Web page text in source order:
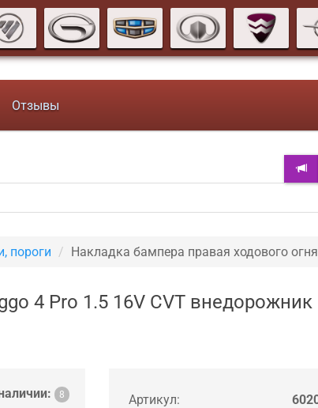
Отзывы
пороги Накладка бампера правая ходового
4 Pro 1.5 16V CVT внедорожник
8 Артикул: